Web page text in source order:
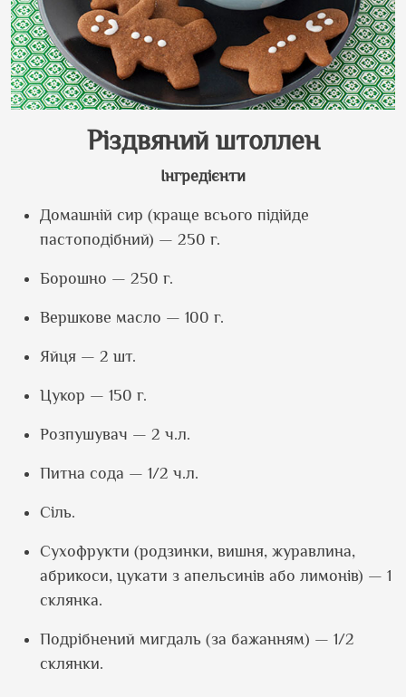
Різдвяний штоллен
Інгредієнти
Домашній сир (краще всього підійде
пастоподібний) — 250 г.
Борошно — 250 г.
Вершкове масло — 100 г.
Яйця — 2 шт.
Цукор — 150 г.
Розпушувач — 2 ч.л.
Питна сода — 1/2 ч.л.
Сіль.
Сухофрукти (родзинки, вишня, журавлина,
абрикоси, цукати з апельсинів або лимонів) — 1
склянка.
Подрібнений мигдаль (за бажанням) — 1/2
склянки.